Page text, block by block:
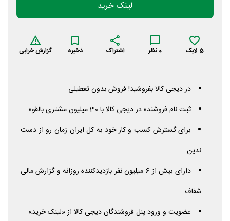
لینک خرید
5 لایک 0 نظر اشتراک ذخیره گزارش خرابی
در دیجی کالا بفروشید! فروش بدون تعطیلی
ثبت نام فروشنده در دیجی کالا با 30 میلیون مشتری بالقوه
برای گسترش کسب و کار خود به کل ایران زمان رو از دست
ندین
دارای بیش از 6 میلیون نفر بازدیدکننده روزانه و گزارش مالی
شفاف
عضویت و ورود پنل فروشندگان دیجی کالا از «لینک خرید»